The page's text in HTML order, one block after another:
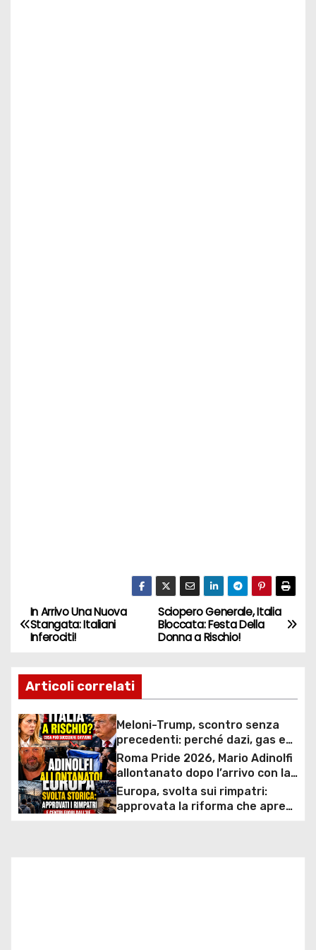
N
a
v
i
g
a
z
Sciopero Generale, Italia
Bloccata: Festa Della
Donna a Rischio!
In Arrivo Una Nuova
Stangata: Italiani
Inferociti!
Articoli correlati
Meloni-Trump, scontro senza
precedenti: perché dazi, gas e
rapporti diplomatici possono
costare caro all’Italia
Roma Pride 2026, Mario Adinolfi
allontanato dopo l’arrivo con la
bandiera di Israele: scontro
politico e polemiche sui diritti
Europa, svolta sui rimpatri:
approvata la riforma che apre